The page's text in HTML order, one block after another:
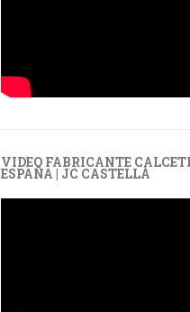
VIDEO FABRICANTE
ESPAÑA | JC CASTELLÀ